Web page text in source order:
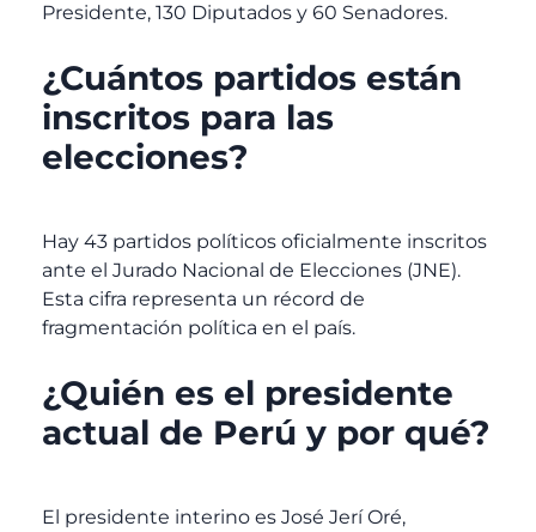
Presidente, 130 Diputados y 60 Senadores.
¿Cuántos partidos están
inscritos para las
elecciones?
Hay 43 partidos políticos oficialmente inscritos
ante el Jurado Nacional de Elecciones (JNE).
Esta cifra representa un récord de
fragmentación política en el país.
¿Quién es el presidente
actual de Perú y por qué?
El presidente interino es José Jerí Oré,